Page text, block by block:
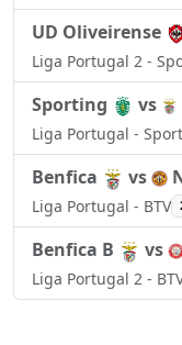
UD Oliveirense
Liga Portugal 2 -
Sporting vs
Liga Portugal -
Benfica vs
Liga Portugal - BTV
Benfica B vs
Liga Portugal 2 -